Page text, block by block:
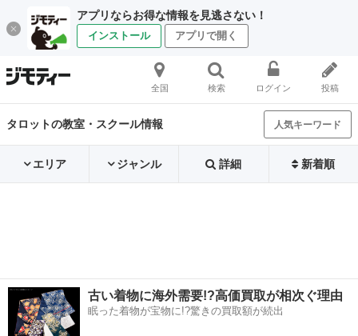
アプリならお得な情報を見逃さない！
インストール アプリで開く
全国 検索 ログイン 投稿
タロットの教室・スクール情報 人気キーワード
エリア ジャンル 詳細 新着順
古い着物に海外需要!?高価買取が相次ぐ理由
眠った着物が宝物に!?驚きの買取額が続出